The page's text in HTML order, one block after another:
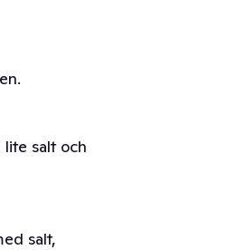
salt och
salt,